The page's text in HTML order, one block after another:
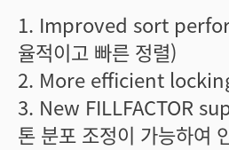
1. Improved sort
율적이고 빠른 정렬)
2. More efficient
3. New FILLFACTOR
톤 분포 조정이 가능하여